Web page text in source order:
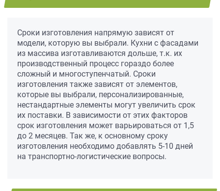
Сроки изготовления напрямую зависят от
модели, которую вы выбрали. Кухни с фасадами
из массива изготавливаются дольше, т.к. их
производственный процесс гораздо более
сложный и многоступенчатый. Сроки
изготовления также зависят от элементов,
которые вы выбрали, персонализированные,
нестандартные элементы могут увеличить срок
их поставки. В зависимости от этих факторов
срок изготовления может варьироваться от 1,5
до 2 месяцев. Так же, к основному сроку
изготовления необходимо добавлять 5-10 дней
на транспортно-логистические вопросы.